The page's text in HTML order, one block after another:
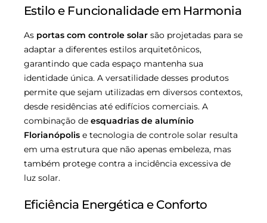
Estilo e Funcionalidade em Harmonia
As portas com controle solar são projetadas para se
adaptar a diferentes estilos arquitetônicos,
garantindo que cada espaço mantenha sua
identidade única. A versatilidade desses produtos
permite que sejam utilizadas em diversos contextos,
desde residências até edifícios comerciais. A
combinação de esquadrias de alumínio
Florianópolis e tecnologia de controle solar resulta
em uma estrutura que não apenas embeleza, mas
também protege contra a incidência excessiva de
luz solar.
Eficiência Energética e Conforto